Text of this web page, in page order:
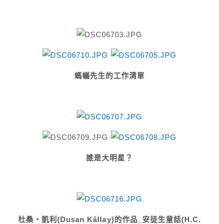
螞蟻先生的工作清單
誰是大明星？
杜桑‧凱利(Dusan Kállay)的作品_ 安徒生童話(H.C.